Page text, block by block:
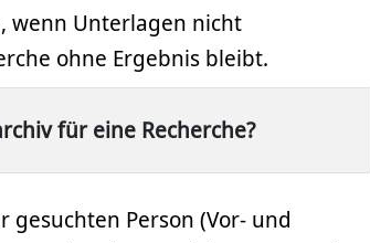
wenn Unterlagen nicht
ohne Ergebnis bleibt.
für eine Recherche?
Person (Vor- und